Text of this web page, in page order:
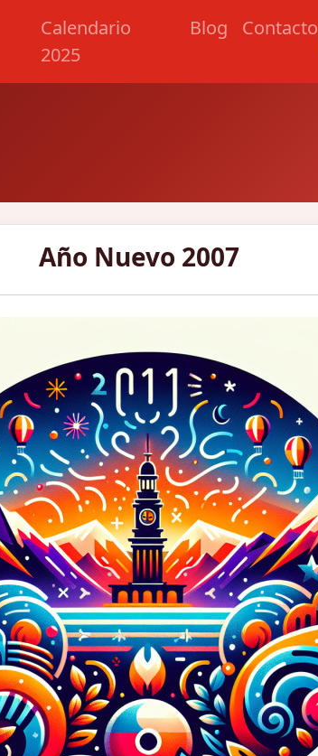
Calendario
2025
Blog Contacto
Año Nuevo 2007